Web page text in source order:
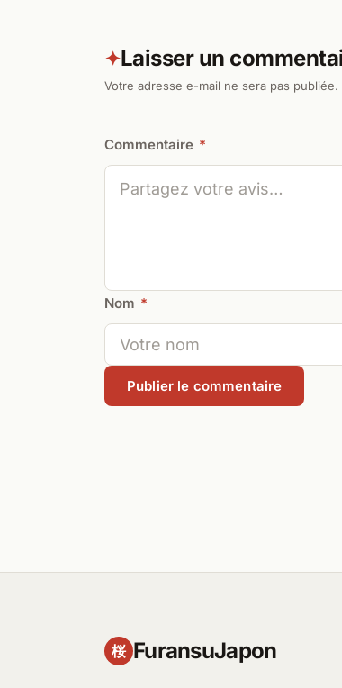
✦Laisser un
Votre adresse e-mail ne sera pas publiée.
Commentaire *
Nom *
桜 FuransuJapon